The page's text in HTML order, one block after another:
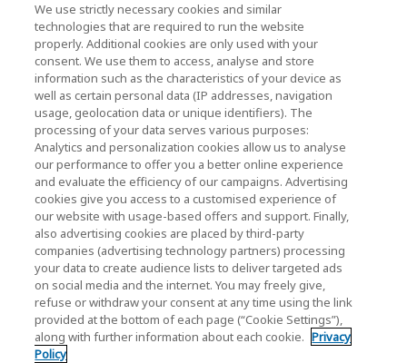
最新技術與挑戰
KIOXIA 推出最新的尖端 SSD 技術和解決方案，以因應
不斷增加的資料量，以及對永續環保未來的承諾。
We use strictly necessary cookies and similar
technologies that are required to run the website
properly. Additional cookies are only used with your
consent. We use them to access, analyse and store
information such as the characteristics of your device as
well as certain personal data (IP addresses, navigation
usage, geolocation data or unique identifiers). The
processing of your data serves various purposes:
Analytics and personalization cookies allow us to analyse
our performance to offer you a better online experience
and evaluate the efficiency of our campaigns. Advertising
cookies give you access to a customised experience of
our website with usage-based offers and support. Finally,
also advertising cookies are placed by third-party
companies (advertising technology partners) processing
your data to create audience lists to deliver targeted ads
on social media and the internet. You may freely give,
refuse or withdraw your consent at any time using the link
provided at the bottom of each page (“Cookie Settings”),
along with further information about each cookie. Privacy
Policy